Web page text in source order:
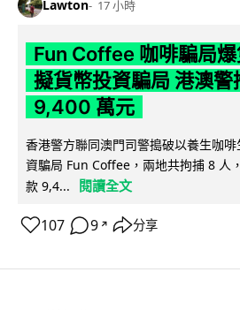
Lawton 17 小時
Fun Coffee 咖啡騙局
擬貨幣投資騙局 港澳警
9,400 萬元
香港警方聯同澳門司警搗破以養生咖
資騙局 Fun Coffee，兩地共拘捕 8 人
款 9,4...
閱讀全文
107 9 ↗ 分享